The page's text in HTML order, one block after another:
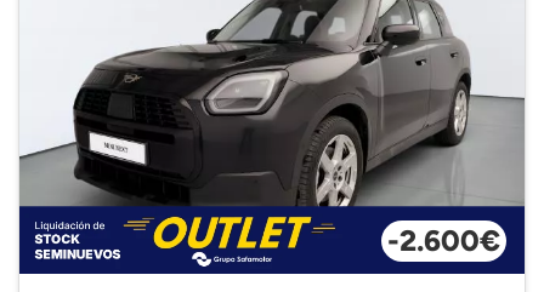
-2.600€